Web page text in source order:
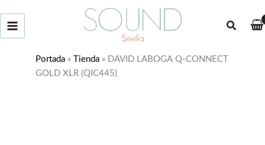
Buscar
Portada » Tienda » DAVID LABOGA Q-CONNECT
GOLD XLR (QIC445)